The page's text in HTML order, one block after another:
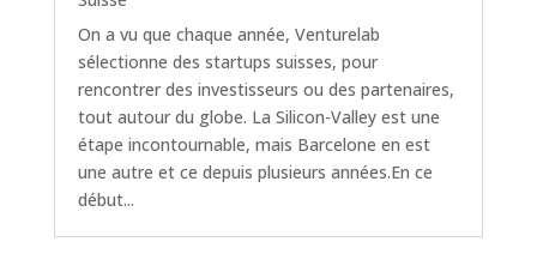
On a vu que chaque année, Venturelab
sélectionne des startups suisses, pour
rencontrer des investisseurs ou des partenaires,
tout autour du globe. La Silicon-Valley est une
étape incontournable, mais Barcelone en est
une autre et ce depuis plusieurs années.En ce
début...